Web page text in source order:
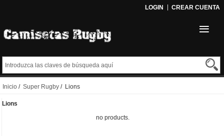
LOGIN CREAR CUENTA
Inicio / Super Rugby / Lions
Lions
no products.